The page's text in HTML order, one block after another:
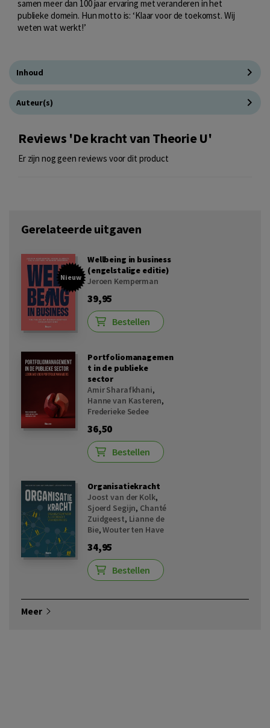
samen meer dan 100 jaar ervaring met veranderen in het
publieke domein. Hun motto is: ‘Klaar voor de toekomst. Wij
weten wat werkt!’
Inhoud
Auteur(s)
Reviews 'De kracht van Theorie U'
Er zijn nog geen reviews voor dit product
Gerelateerde uitgaven
Nieuw
Wellbeing in business
(engelstalige editie)
Jeroen Kemperman
39,95
Bestellen
Portfoliomanagemen
t in de publieke
sector
Amir Sharafkhani,
Hanne van Kasteren,
Frederieke Sedee
36,50
Bestellen
Organisatiekracht
Joost van der Kolk,
Sjoerd Segijn, Chanté
Zuidgeest, Lianne de
Bie,Wouter ten Have
34,95
Bestellen
Meer